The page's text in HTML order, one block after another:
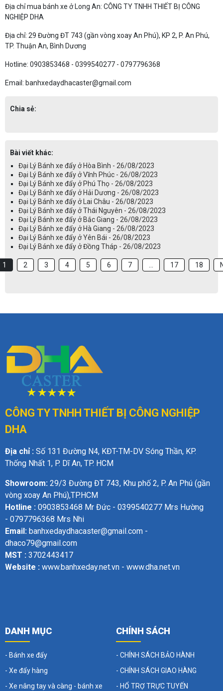
Địa chỉ mua bánh xe ở Long An: CÔNG TY TNHH THIẾT BỊ CÔNG
NGHIỆP DHA
Địa chỉ: 29 Đường ĐT 743 (gần vòng xoay An Phú), KP 2, P. An Phú,
TP. Thuận An, Bình Dương
Hotline: 0903853468 - 0399540277 - 0797796368
Email: banhxedaydhacaster@gmail.com
Chia sẻ:
Bài viết khác:
Đại Lý Bánh xe đẩy ở Hòa Bình - 26/08/2023
Đại Lý Bánh xe đẩy ở Vĩnh Phúc - 26/08/2023
Đại Lý Bánh xe đẩy ở Phú Thọ - 26/08/2023
Đại Lý Bánh xe đẩy ở Hải Dương - 26/08/2023
Đại Lý Bánh xe đẩy ở Lai Châu - 26/08/2023
Đại Lý Bánh xe đẩy ở Thái Nguyên - 26/08/2023
Đại Lý Bánh xe đẩy ở Bắc Giang - 26/08/2023
Đại Lý Bánh xe đẩy ở Hà Giang - 26/08/2023
Đại Lý Bánh xe đẩy ở Yên Bái - 26/08/2023
Đại Lý Bánh xe đẩy ở Đồng Tháp - 26/08/2023
1 2 3 4 5 6 7 17 18
CÔNG TY TNHH THIẾT BỊ CÔNG NGHIỆP
DHA
Địa chỉ : Số 131 Đường N4, KĐT-TM-DV Sóng Thần, KP.
Thống Nhất 1, P. Dĩ An, TP. HCM
Showroom: 29/3 Đường ĐT 743, Khu phố 2, P. An Phú (gần
vòng xoay An Phú),TP.HCM
Hotline : 0903853468 Mr Đức - 0399540277 Mrs Hường
- 0797796368 Mrs Nhi
Email: banhxedaydhacaster@gmail.com -
dhaco79@gmail.com
MST : 3702443417
Website : www.banhxeday.net.vn - www.dha.net.vn
DANH MỤC
- Bánh xe đẩy
- Xe đẩy hàng
- Xe nâng tay và càng - bánh xe
CHÍNH SÁCH
- CHÍNH SÁCH BẢO HÀNH
- CHÍNH SÁCH GIAO HÀNG
- HỔ TRỢ TRỰC TUYẾN